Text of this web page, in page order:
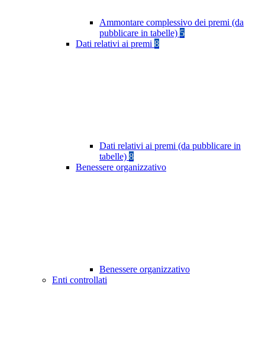
Ammontare complessivo dei premi (da
pubblicare in tabelle) 5
Dati relativi ai premi 8
Dati relativi ai premi (da pubblicare in
tabelle) 8
Benessere organizzativo
Benessere organizzativo
Enti controllati